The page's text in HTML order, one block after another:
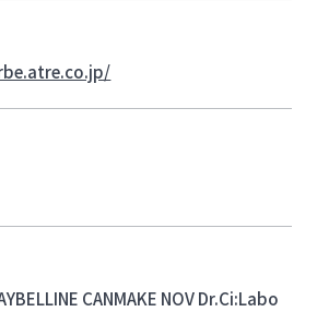
CANMAKE NOV Dr.Ci:Labo